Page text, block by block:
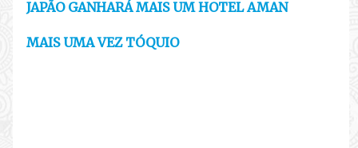
JAPÃO GANHARÁ MAIS UM HOTEL AMAN
MAIS UMA VEZ TÓQUIO